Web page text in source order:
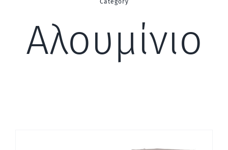
Category
Αλουμίνιο